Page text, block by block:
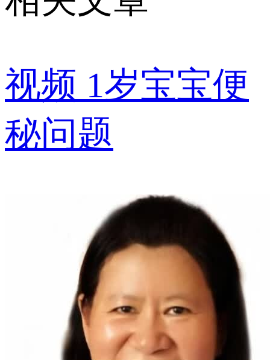
视频 1岁宝宝便
秘问题